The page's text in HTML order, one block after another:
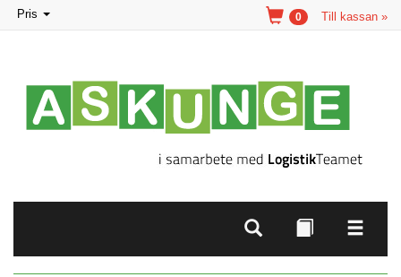
Toggle
navigation
Pris Till kassan »
0